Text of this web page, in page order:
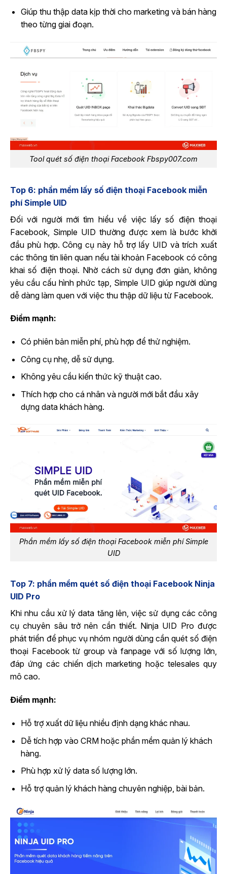
Giúp thu thập data kịp thời cho marketing và bán hàng
theo từng giai đoạn.
Tool quét số điện thoại Facebook Fbspy007.com
Top 6: phần mềm lấy số điện thoại Facebook miễn
phí Simple UID
Đối với người mới tìm hiểu về việc lấy số điện thoại
Facebook, Simple UID thường được xem là bước khởi
đầu phù hợp. Công cụ này hỗ trợ lấy UID và trích xuất
các thông tin liên quan nếu tài khoản Facebook có công
khai số điện thoại. Nhờ cách sử dụng đơn giản, không
yêu cầu cấu hình phức tạp, Simple UID giúp người dùng
dễ dàng làm quen với việc thu thập dữ liệu từ Facebook.
Điểm mạnh:
Có phiên bản miễn phí, phù hợp để thử nghiệm.
Công cụ nhẹ, dễ sử dụng.
Không yêu cầu kiến thức kỹ thuật cao.
Thích hợp cho cá nhân và người mới bắt đầu xây
dựng data khách hàng.
Phần mềm lấy số điện thoại Facebook miễn phí Simple
UID
Top 7: phần mềm quét số điện thoại Facebook Ninja
UID Pro
Khi nhu cầu xử lý data tăng lên, việc sử dụng các công
cụ chuyên sâu trở nên cần thiết. Ninja UID Pro được
phát triển để phục vụ nhóm người dùng cần quét số điện
thoại Facebook từ group và fanpage với số lượng lớn,
đáp ứng các chiến dịch marketing hoặc telesales quy
mô cao.
Điểm mạnh:
Hỗ trợ xuất dữ liệu nhiều định dạng khác nhau.
Dễ tích hợp vào CRM hoặc phần mềm quản lý khách
hàng.
Phù hợp xử lý data số lượng lớn.
Hỗ trợ quản lý khách hàng chuyên nghiệp, bài bản.